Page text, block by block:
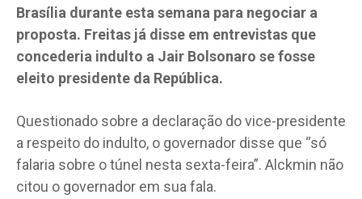
Brasília durante esta semana para negociar a
proposta. Freitas já disse em entrevistas que
concederia indulto a Jair Bolsonaro se fosse
eleito presidente da República.
Questionado sobre a declaração do vice-presidente
a respeito do indulto, o governador disse que “só
falaria sobre o túnel nesta sexta-feira”. Alckmin não
citou o governador em sua fala.